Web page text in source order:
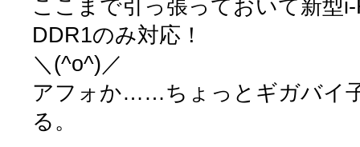
ここまで引っ張っておいて新型
DDR1のみ対応！
＼(^o^)／
アフォか……ちょっとギガバイ
る。